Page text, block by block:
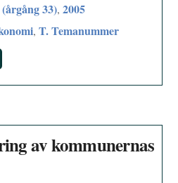
33),2005
,T. Temanummer
av kommunernas